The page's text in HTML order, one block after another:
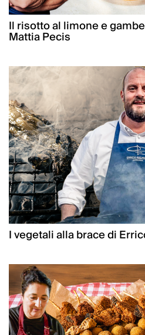
Il risotto al limone e
Mattia Pecis
I vegetali alla brace di